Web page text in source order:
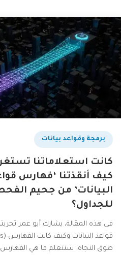
برمجة وقواعد بيانات
كانت استعلاماتنا
كيف أنقذتنا ‘فهارس
البيانات’ من جحيم
للجداول؟
في هذه المقالة، يشارك أبو عمر
طوق النجاة. سنتعلم ما هي